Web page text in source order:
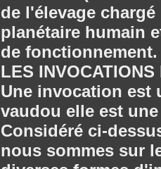
de l'élevage
planétaire humain
de fonctionnement.
LES
Une invocation est
vaudou elle est
Considéré ci-
nous sommes sur